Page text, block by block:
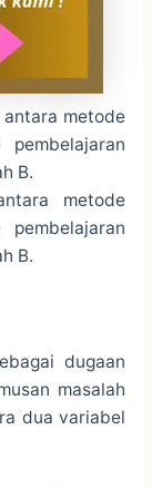
metode
B.
metode
B.
dugaan
masalah
dua variabel